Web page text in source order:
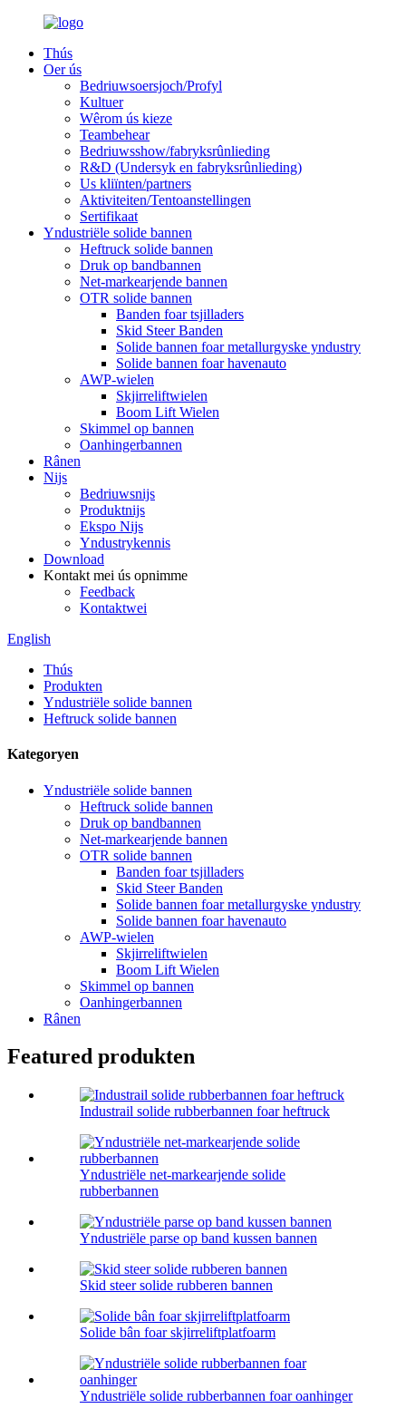
Thús
Oer ús
Bedriuwsoersjoch/Profyl
Kultuer
Wêrom ús kieze
Teambehear
Bedriuwsshow/fabryksrûnlieding
R&D (Undersyk en fabryksrûnlieding)
Us kliïnten/partners
Aktiviteiten/Tentoanstellingen
Sertifikaat
Yndustriële solide bannen
Heftruck solide bannen
Druk op bandbannen
Net-markearjende bannen
OTR solide bannen
Banden foar tsjilladers
Skid Steer Banden
Solide bannen foar metallurgyske yndustry
Solide bannen foar havenauto
AWP-wielen
Skjirreliftwielen
Boom Lift Wielen
Skimmel op bannen
Oanhingerbannen
Rânen
Nijs
Bedriuwsnijs
Produktnijs
Ekspo Nijs
Yndustrykennis
Download
Kontakt mei ús opnimme
Feedback
Kontaktwei
English
Thús
Produkten
Yndustriële solide bannen
Heftruck solide bannen
Kategoryen
Yndustriële solide bannen
Heftruck solide bannen
Druk op bandbannen
Net-markearjende bannen
OTR solide bannen
Banden foar tsjilladers
Skid Steer Banden
Solide bannen foar metallurgyske yndustry
Solide bannen foar havenauto
AWP-wielen
Skjirreliftwielen
Boom Lift Wielen
Skimmel op bannen
Oanhingerbannen
Rânen
Featured produkten
Industrail solide rubberbannen foar heftruck
Yndustriële net-markearjende solide
rubberbannen
Yndustriële parse op band kussen bannen
Skid steer solide rubberen bannen
Solide bân foar skjirreliftplatfoarm
Yndustriële solide rubberbannen foar oanhinger